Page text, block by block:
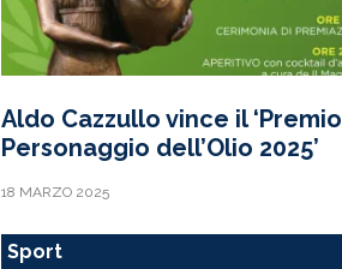
Aldo Cazzullo vince il ‘Premio
Personaggio dell’Olio 2025’
18 MARZO 2025
Sport